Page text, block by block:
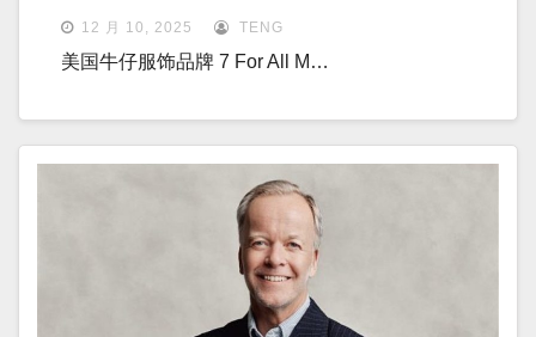
12 月 10, 2025 TENG
美国牛仔服饰品牌 7 For All M…